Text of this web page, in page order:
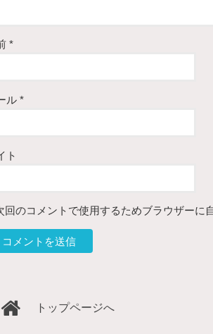
*
ル *
ト
回のコメントで使用するためブラウザーに
トップページへ